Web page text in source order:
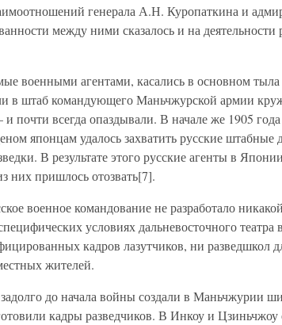
генерала А.Н. Куропаткина и
между ними сказалось и на деятельности
военными агентами, касались в основном
в штаб командующего Маньчжурской армии
почти всегда опаздывали. В начале же 1905 года
японцам удалось захватить русские штабные
В результате этого русские агенты в
них пришлось отозвать[7].
военное командование не разработало
условиях дальневосточного
кадров лазутчиков, ни разведшкол
жителей.
до начала войны создали в Маньчжурии
кадры разведчиков. В Инкоу и Цзиньчжоу